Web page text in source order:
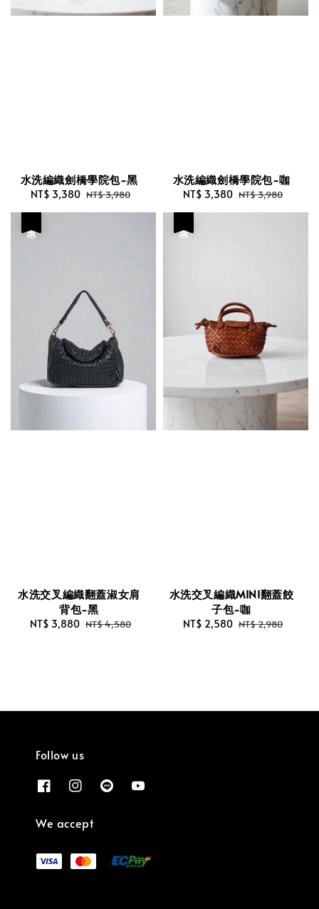
水洗編織劍橋學院包-黑
Sale
price
NT$ 3,380 Regular
price
NT$ 3,980
水洗編織劍橋學院包-咖
Sale
price
NT$ 3,380 Regular
price
NT$ 3,980
水洗交叉編織翻蓋淑女肩
背包-黑
Sale
NT$ 3,880 Regular
NT$ 4,580
水洗交叉編織MINI翻蓋餃
子包-咖
Sale
NT$ 2,580 Regular
NT$ 2,980
Follow us
We accept